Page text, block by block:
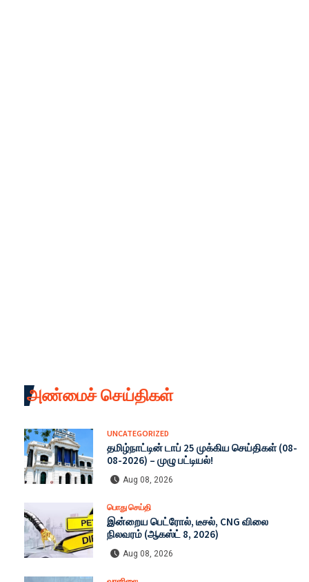
அண்மைச் செய்திகள்
UNCATEGORIZED
தமிழ்நாட்டின் டாப் 25 முக்கிய செய்திகள் (08-
08-2026) – முழு பட்டியல்!
Aug 08, 2026
பொது செய்தி
இன்றைய பெட்ரோல், டீசல், CNG விலை
நிலவரம் (ஆகஸ்ட் 8, 2026)
Aug 08, 2026